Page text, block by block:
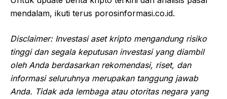
mendalam, ikuti terus porosinformasi.co.id.
Disclaimer: Investasi aset kripto mengandung risiko
tinggi dan segala keputusan investasi yang diambil
oleh Anda berdasarkan rekomendasi, riset, dan
informasi seluruhnya merupakan tanggung jawab
Anda. Tidak ada lembaga atau otoritas negara yang